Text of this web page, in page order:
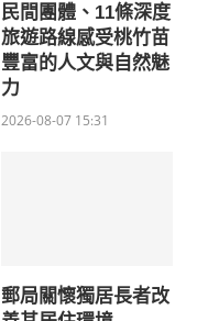
民間團體、11條深度
旅遊路線感受桃竹苗
豐富的人文與自然魅
力
2026-08-07 15:31
郵局關懷獨居長者改